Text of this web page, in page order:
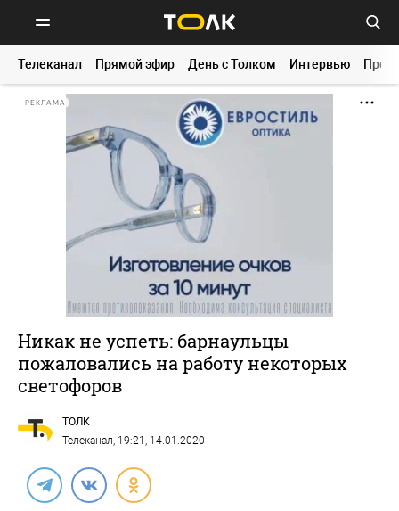
Телеканал Прямой эфир День с Толком Интервью
РЕКЛАМА
Никак не успеть: барнаульцы
пожаловались на работу некоторых
светофоров
ТОЛК
Телеканал, 19:21, 14.01.2020